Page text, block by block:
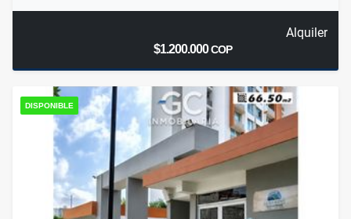
Alquiler
$1.200.000COP
DISPONIBLE